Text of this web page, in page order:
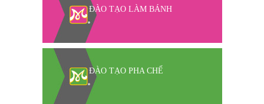
ĐÀO TẠO LÀM BÁNH
ĐÀO TẠO PHA CHẾ